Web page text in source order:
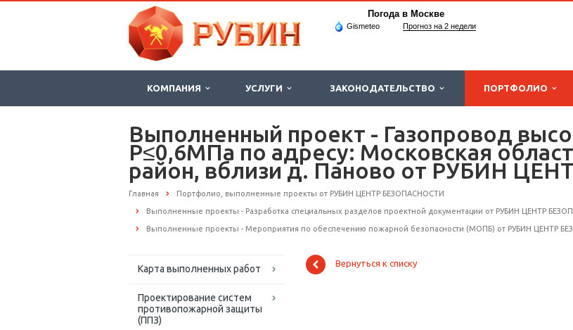
Погода в Москве
Gismeteo Прогноз на 2 недели
КОМПАНИЯ УСЛУГИ ЗАКОНОДАТЕЛЬСТВО ПОРТФОЛИО
Выполненный проект - Газопровод
Р≤0,6МПа по адресу: Московская
район, вблизи д. Паново от РУБИН
Главная Портфолио, выполненные проекты от РУБИН ЦЕНТР БЕЗОПАСНОСТИ
Выполненные проекты - Разработка специальных разделов проектной документации от РУБИН ЦЕНТР
Выполненные проекты - Мероприятия по обеспечению пожарной безопасности (МОПБ) от РУБИН ЦЕНТР
Карта выполненных работ
Проектирование систем
противопожарной защиты
(ППЗ)
Вернуться к списку